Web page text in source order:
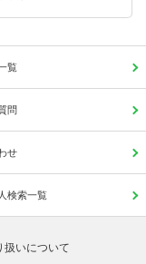
覧
問
せ
検索一覧
扱いについて